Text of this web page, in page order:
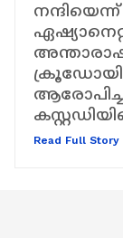
Read Full Story